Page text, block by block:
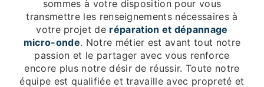
sommes à votre disposition pour vous
transmettre les renseignements nécessaires à
votre projet de réparation et dépannage
micro-onde. Notre métier est avant tout notre
passion et le partager avec vous renforce
encore plus notre désir de réussir. Toute notre
équipe est qualifiée et travaille avec propreté et